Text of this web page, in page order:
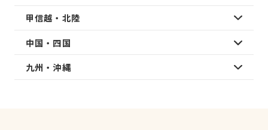
甲信越・北陸
中国・四国
九州・沖縄